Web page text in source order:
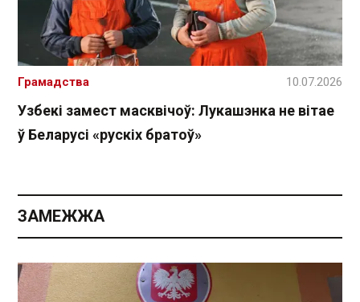
Узбекі замест масквічоў: Лукашэнка не вітае
ў Беларусі «рускіх братоў»
Грамадства 10.07.2026
ЗАМЕЖЖА